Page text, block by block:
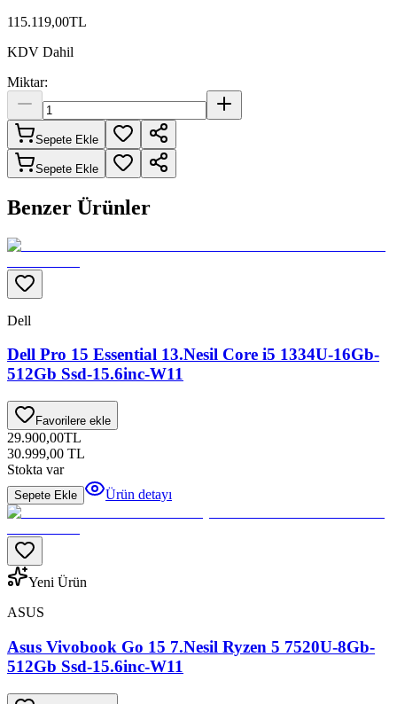
115.119,00TL
KDV Dahil
Miktar:
Sepete Ekle
Sepete Ekle
Benzer Ürünler
Dell
Dell Pro 15 Essential 13.Nesil Core i5 1334U-16Gb-
512Gb Ssd-15.6inc-W11
Favorilere ekle
29.900,00TL
30.999,00 TL
Stokta var
Sepete Ekle Ürün detayı
Yeni Ürün
ASUS
Asus Vivobook Go 15 7.Nesil Ryzen 5 7520U-8Gb-
512Gb Ssd-15.6inc-W11